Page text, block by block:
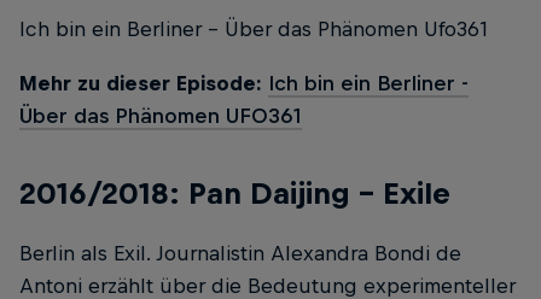
Ich bin ein Berliner - Über das Phänomen Ufo361
Mehr zu dieser Episode: Ich bin ein Berliner -
Über das Phänomen UFO361
2016/2018: Pan Daijing - Exile
Berlin als Exil. Journalistin Alexandra Bondi de
Antoni erzählt über die Bedeutung experimenteller